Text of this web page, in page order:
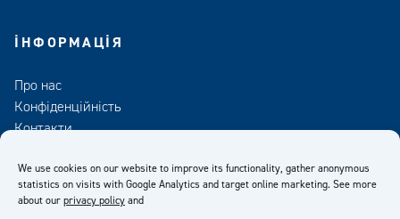
We use cookies on our website to improve its functionality, gather anonymous
statistics on visits with Google Analytics and target online marketing. See more
about our privacy policy and
ІНФОРМАЦІЯ
Про нас
Конфіденційність
Контакти